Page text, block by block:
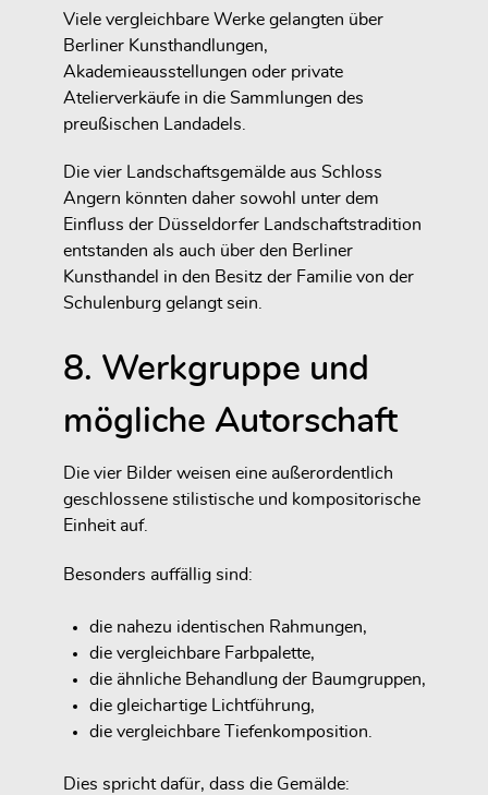
Viele vergleichbare Werke gelangten über
Berliner Kunsthandlungen,
Akademieausstellungen oder private
Atelierverkäufe in die Sammlungen des
preußischen Landadels.
Die vier Landschaftsgemälde aus Schloss
Angern könnten daher sowohl unter dem
Einfluss der Düsseldorfer Landschaftstradition
entstanden als auch über den Berliner
Kunsthandel in den Besitz der Familie von der
Schulenburg gelangt sein.
8. Werkgruppe und
mögliche Autorschaft
Die vier Bilder weisen eine außerordentlich
geschlossene stilistische und kompositorische
Einheit auf.
Besonders auffällig sind:
die nahezu identischen Rahmungen,
die vergleichbare Farbpalette,
die ähnliche Behandlung der Baumgruppen,
die gleichartige Lichtführung,
die vergleichbare Tiefenkomposition.
Dies spricht dafür, dass die Gemälde: